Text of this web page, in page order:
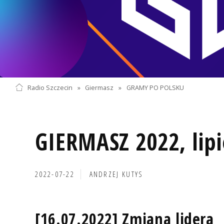
Radio Szczecin » Giermasz » GRAMY PO POLSKU
GIERMASZ 2022,
2022-07-22 ANDRZEJ KUTYS
[16.07.2022] Zmiana lidera